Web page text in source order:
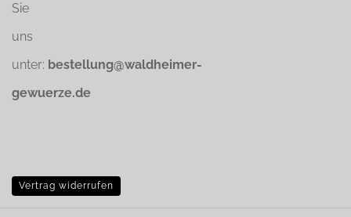
Sie
uns
unter: bestellung@waldheimer-
gewuerze.de
Vertrag widerrufen